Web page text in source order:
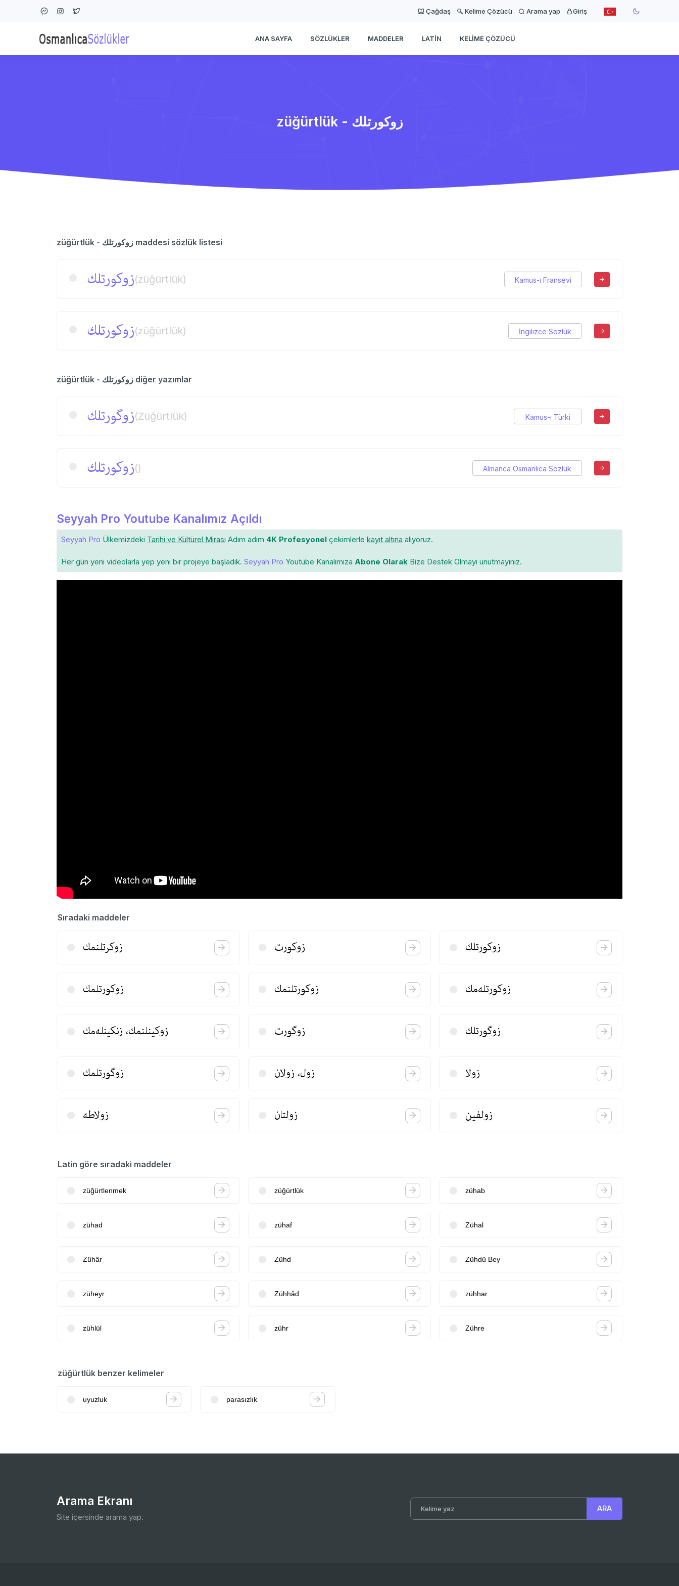
Çağdaş Kelime Çözücü Arama yap Giriş
ANA SAYFA SÖZLÜKLER MADDELER LATIN KELIME ÇÖZÜCÜ
züğürtlük - زوكورتلك
züğürtlük - زوكورتلك maddesi sözlük listesi
زوكورتلك(züğürtlük) Kamus-ı Fransevi
زوكورتلك(züğürtlük) İngilizce Sözlük
züğürtlük - زوكورتلك diğer yazımlar
زوگورتلك(Züğürtlük) Kamus-ı Türki
زوكورتلك() Almanca Osmanlıca Sözlük
Seyyah Pro Youtube Kanalımız Açıldı
Seyyah Pro Ülkemizdeki Tarihi ve Kültürel Mirası Adım adım 4K Profesyonel çekimlerle kayıt altına alıyoruz.
Her gün yeni videolarla yep yeni bir projeye başladık. Seyyah Pro Youtube Kanalımıza Abone Olarak Bize Destek Olmayı unutmayınız.
Sıradaki maddeler
زوكرتلنمك زوكورت زوكورتلك
زوكورتلمك زوكورتلنمك زوكورتله‌مك
زوكینلنمك، زنكینله‌مك زوگورت زوگورتلك
زوگورتلمك زول، زولان زولا
زولاطه زولتان زولفین
Latin göre sıradaki maddeler
züğürtlenmek züğürtlük zühab
zühad zühaf Zühal
Zühâr Zühd Zühdü Bey
züheyr Zühhâd zühhar
zühlül zühr Zühre
züğürtlük benzer kelimeler
uyuzluk parasızlık
Arama Ekranı
Site içersinde arama yap.